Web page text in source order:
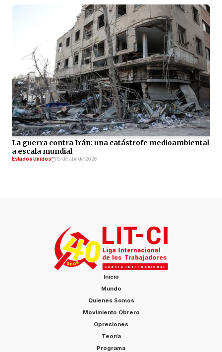
La guerra contra Irán: una catástrofe medioambiental
a escala mundial
Estados Unidos 15 de abr de 2026
Inicio
Mundo
Quienes Somos
Movimiento Obrero
Opresiones
Teoría
Programa